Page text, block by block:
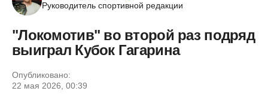
Руководитель спортивной редакции
"Локомотив" во второй раз подряд
выиграл Кубок Гагарина
Опубликовано:
22 мая 2026, 00:39